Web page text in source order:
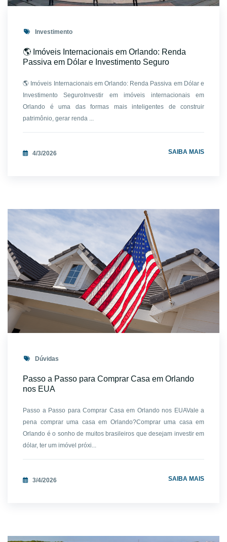
Investimento
🌎 Imóveis Internacionais em Orlando: Renda
Passiva em Dólar e Investimento Seguro
🌎 Imóveis Internacionais em Orlando: Renda Passiva em Dólar e
Investimento SeguroInvestir em imóveis internacionais em
Orlando é uma das formas mais inteligentes de construir
patrimônio, gerar renda ...
4/3/2026 SAIBA MAIS
Dúvidas
Passo a Passo para Comprar Casa em Orlando
nos EUA
Passo a Passo para Comprar Casa em Orlando nos EUAVale a
pena comprar uma casa em Orlando?Comprar uma casa em
Orlando é o sonho de muitos brasileiros que desejam investir em
dólar, ter um imóvel próxi...
3/4/2026 SAIBA MAIS